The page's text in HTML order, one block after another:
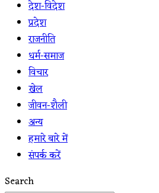
देश-विदेश
प्रदेश
राजनीति
धर्म-समाज
विचार
खेल
जीवन-शैली
अन्य
हमारे बारे में
संपर्क करें
Search